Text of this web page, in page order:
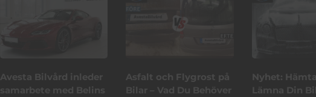
Avesta Bilvård inleder
samarbete med Belins
Asfalt och Flygrost på
Bilar – Vad Du Behöver
Nyhet:
Lämna Din